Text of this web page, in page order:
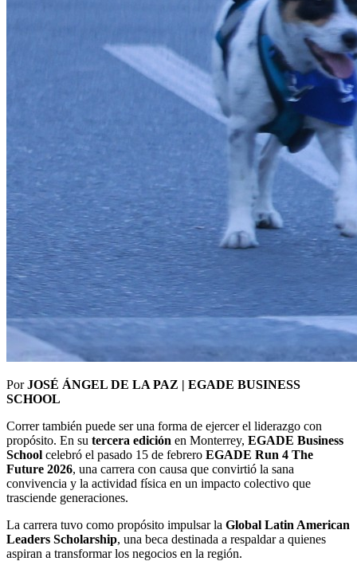
PorJOSÉ ÁNGEL DE LA PAZ | EGADE BUSINESS
SCHOOL
Correr también puede ser una forma de ejercer el liderazgo con
propósito. En su tercera edición en Monterrey, EGADE Business
School celebró el pasado 15 de febrero EGADE Run 4 The
Future 2026, una carrera con causa que convirtió la sana
convivencia y la actividad física en un impacto colectivo que
trasciende generaciones.
La carrera tuvo como propósito impulsar la Global Latin American
Leaders Scholarship, una beca destinada a respaldar a quienes
aspiran a transformar los negocios en la región.